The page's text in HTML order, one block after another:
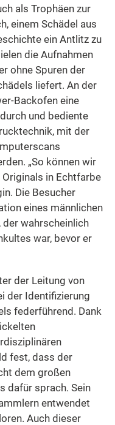
als Trophäen zur
einem Schädel aus
ein Antlitz zu
die Aufnahmen
ohne Spuren der
liefert. An der
Backofen eine
und bediente
mit der
„So können wir
in Echtfarbe
Die Besucher
eines männlichen
der wahrscheinlich
war, bevor er
der Leitung von
der Identifizierung
federführend. Dank
fest, dass der
dem großen
dafür sprach. Sein
entwendet
Auch dieser